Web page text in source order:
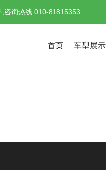
,咨询热线:010-81815353
首页 车型展示